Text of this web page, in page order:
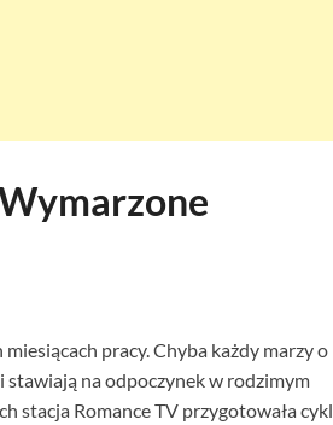
pracy. Chyba każdy marzy o
stawiają na odpoczynek w rodzimym
stacja Romance TV przygotowała cykl